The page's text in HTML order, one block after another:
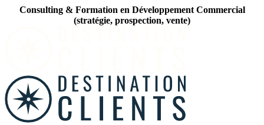
Consulting & Formation en Développement Commercial
(stratégie, prospection, vente)